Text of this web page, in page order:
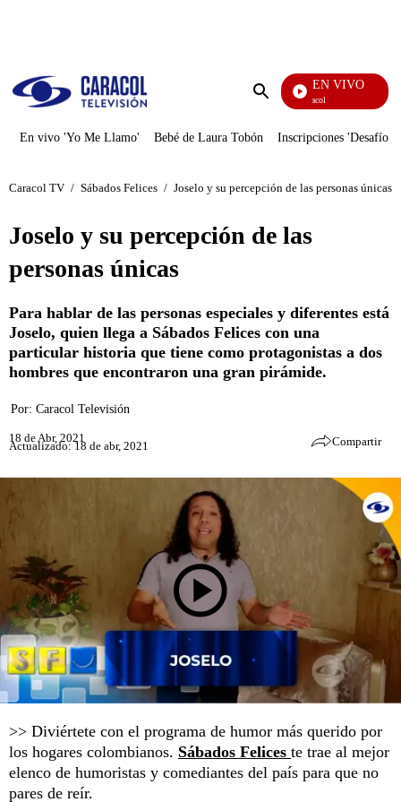
Enviar
EN VIVO
Noticias Caracol
En vivo 'Yo Me Llamo' Bebé de Laura Tobón Inscripciones 'Desafío'
Caracol TV / Sábados Felices / Joselo y su percepción de las personas únicas
Joselo y su percepción de las
personas únicas
Para hablar de las personas especiales y diferentes está
Joselo, quien llega a Sábados Felices con una
particular historia que tiene como protagonistas a dos
hombres que encontraron una gran pirámide.
Por: Caracol Televisión
18 de Abr, 2021
Actualizado: 18 de abr, 2021 Compartir
>> Diviértete con el programa de humor más querido por
los hogares colombianos. Sábados Felices te trae al mejor
elenco de humoristas y comediantes del país para que no
pares de reír.